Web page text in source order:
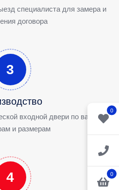
0
0
специалиста для замера и
договора
3
входной двери по вашим
и размерам
4